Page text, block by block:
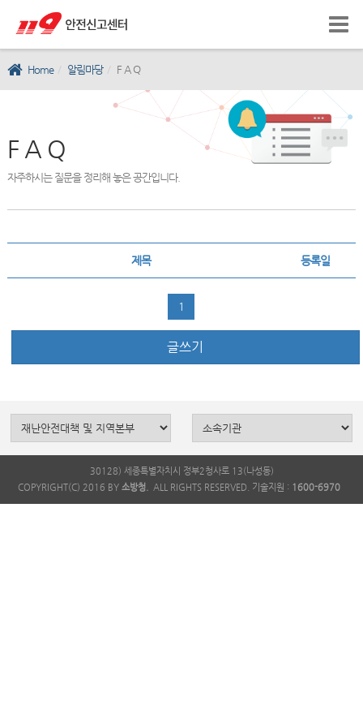
Home 알림마당 F A Q
F A Q
자주하시는 질문을 정리해 놓은 공간입니다.
제목 등록일
1
글쓰기
30128) 세종특별자치시 정부2청사로 13(나성동)
COPYRIGHT(C) 2016 BY 소방청. ALL RIGHTS RESERVED. 기술지원 : 1600-6970